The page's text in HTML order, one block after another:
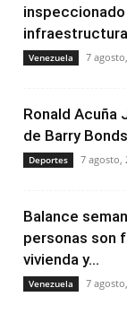
Venezuela 7
Ronald Acuña
de Barry Bonds
Deportes 7 agosto,
Balance
personas son
vivienda y...
Venezuela 7